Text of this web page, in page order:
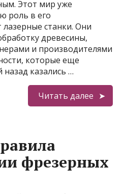
Этот мир уже
роль в его
станки. Они
древесины,
и производителями
которые еще
назад казались …
Читать далее
фрезерных